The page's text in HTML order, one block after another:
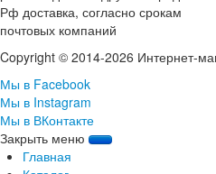
Рф доставка, согласно срокам
почтовых компаний
Copyright © 2014-2026 Интернет-
Мы в Facebook
Мы в Instagram
Мы в ВКонтакте
Закрыть меню
Главная